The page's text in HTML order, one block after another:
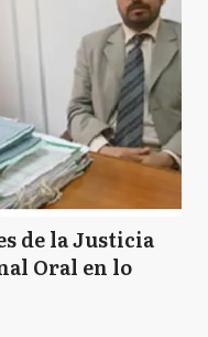
de la Justicia
Oral en lo